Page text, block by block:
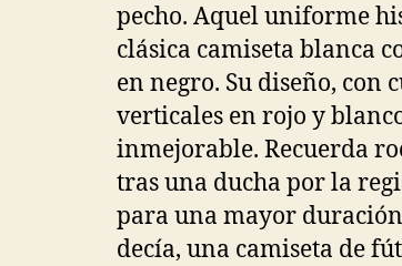
pecho. Aquel uniforme
clásica camiseta blanca
en negro. Su diseño, con
verticales en rojo y
inmejorable. Recuerda
tras una ducha por la
para una mayor
decía, una camiseta de